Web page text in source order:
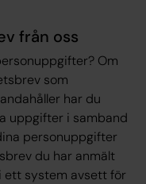
från oss
Om
som
har du
uppgifter i samband
personuppgifter
du har anmält
ett system avsett för